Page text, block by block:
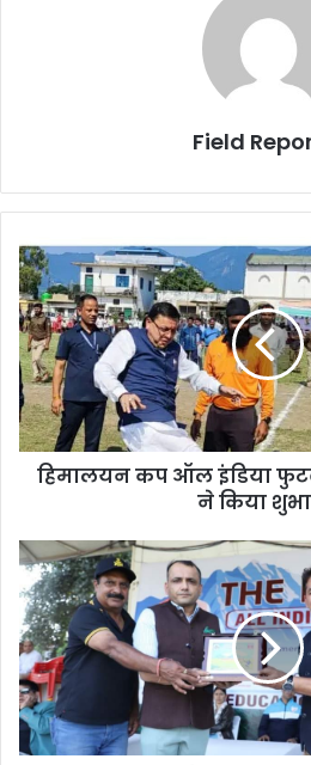
Field
हिमालयन
कप
ऑल
इंडिया
फुटबॉल
टूर्नामेंट
की
धामी
ने
कियाहिमालयन कप ऑल इंडिया
ने किया
हिमाचल
प्रदेश
और
गढ़वाल
हीरोज
में
होगी
खिताबी
भिड़ंत